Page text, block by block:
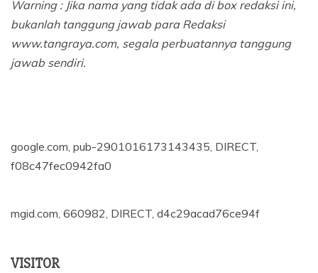
Warning : Jika nama yang tidak ada di box redaksi ini,
bukanlah tanggung jawab para Redaksi
www.tangraya.com, segala perbuatannya tanggung
jawab sendiri.
google.com, pub-2901016173143435, DIRECT,
f08c47fec0942fa0
mgid.com, 660982, DIRECT, d4c29acad76ce94f
VISITOR